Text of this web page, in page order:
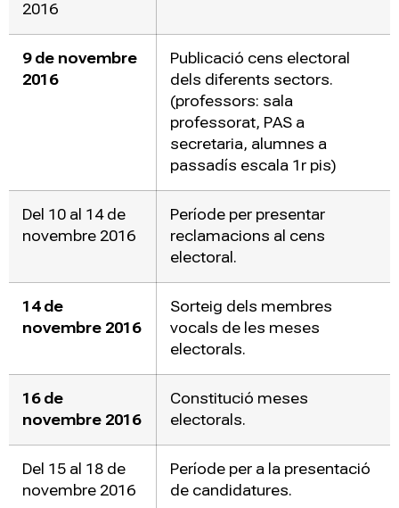
2016
9 de novembre
2016
Publicació cens electoral
dels diferents sectors.
(professors: sala
professorat, PAS a
secretaria, alumnes a
passadís escala 1r pis)
Del 10 al 14 de
novembre 2016
Període per presentar
reclamacions al cens
electoral.
14 de
novembre 2016
Sorteig dels membres
vocals de les meses
electorals.
16 de
novembre 2016
Constitució meses
electorals.
Del 15 al 18 de
novembre 2016
Període per a la presentació
de candidatures.